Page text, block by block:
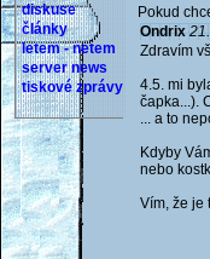
diskuse
články
letem - netem
server news
tiskové zprávy
Pokud
Ondrix
Zdravím
4.5. mi
čapka...).
... a to
Kdyby
nebo
Vím, že je